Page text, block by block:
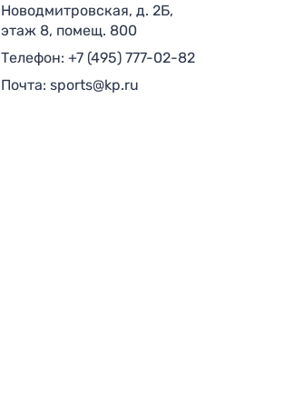
Новодмитровская, д. 2Б,
этаж 8, помещ. 800
Телефон: +7 (495) 777-02-82
Почта: sports@kp.ru